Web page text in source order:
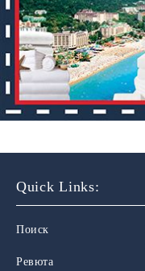
Quick Links:
Поиск
Ревюта